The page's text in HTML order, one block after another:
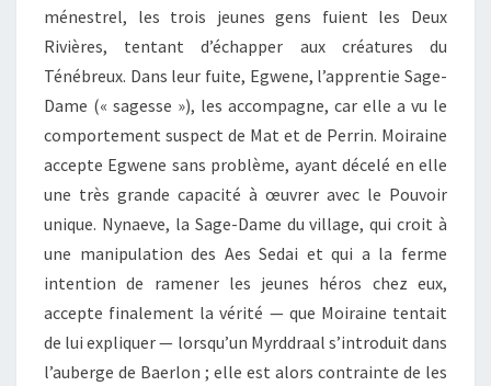
ménestrel, les trois jeunes gens fuient les Deux
Rivières, tentant d’échapper aux créatures du
Ténébreux. Dans leur fuite, Egwene, l’apprentie Sage-
Dame (« sagesse »), les accompagne, car elle a vu le
comportement suspect de Mat et de Perrin. Moiraine
accepte Egwene sans problème, ayant décelé en elle
une très grande capacité à œuvrer avec le Pouvoir
unique. Nynaeve, la Sage-Dame du village, qui croit à
une manipulation des Aes Sedai et qui a la ferme
intention de ramener les jeunes héros chez eux,
accepte finalement la vérité — que Moiraine tentait
de lui expliquer — lorsqu’un Myrddraal s’introduit dans
l’auberge de Baerlon ; elle est alors contrainte de les